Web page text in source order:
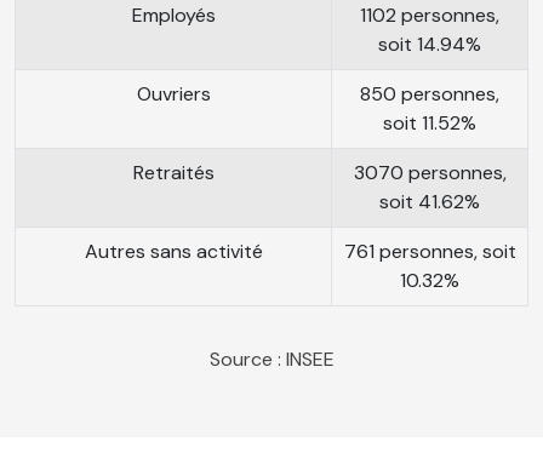
Employés
1102 personnes,
soit 14.94%
Ouvriers
850 personnes,
soit 11.52%
Retraités
3070 personnes,
soit 41.62%
Autres sans activité
761 personnes, soit
10.32%
Source : INSEE